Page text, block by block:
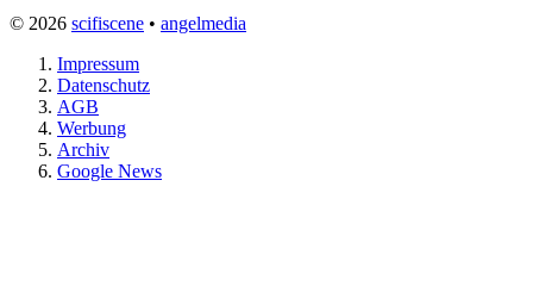
© 2026 scifiscene • angelmedia
Impressum
Datenschutz
AGB
Werbung
Archiv
Google News